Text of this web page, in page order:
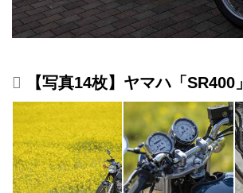
【写真14枚】ヤマハ「SR400」